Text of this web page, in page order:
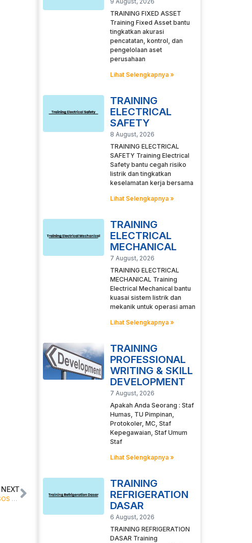
NEXT
TRAINING ONLINE PENYIMPAN BARANG DAN HIBAH BANSOS BARANG YANG HARUS DIANGGARKAN DARI APBD
TRAINING FIXED ASSET
Training Fixed Asset bantu
tingkatkan akurasi
pencatatan, kontrol, dan
pengelolaan aset
perusahaan
Lihat Selengkapnya »
TRAINING
ELECTRICAL
SAFETY
8 August, 2026
TRAINING ELECTRICAL
SAFETY Training Electrical
Safety bantu cegah risiko
listrik dan tingkatkan
keselamatan kerja bersama
Lihat Selengkapnya »
TRAINING
ELECTRICAL
MECHANICAL
7 August, 2026
TRAINING ELECTRICAL
MECHANICAL Training
Electrical Mechanical bantu
kuasai sistem listrik dan
mekanik untuk operasi aman
Lihat Selengkapnya »
TRAINING
PROFESSIONAL
WRITING & SKILL
DEVELOPMENT
7 August, 2026
Apakah Anda Seorang : Staf
Humas, TU Pimpinan,
Protokoler, MC, Staf
Kepegawaian, Staf Umum
Staf
Lihat Selengkapnya »
TRAINING
REFRIGERATION
DASAR
6 August, 2026
TRAINING REFRIGERATION
DASAR Training